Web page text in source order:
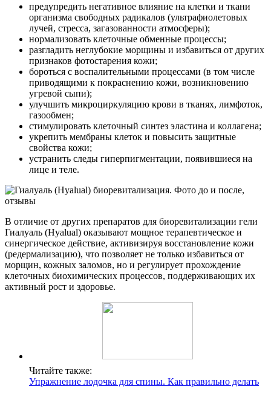
предупредить негативное влияние на клетки и ткани
организма свободных радикалов (ультрафиолетовых
лучей, стресса, загазованности атмосферы);
нормализовать клеточные обменные процессы;
разгладить неглубокие морщины и избавиться от других
признаков фотостарения кожи;
бороться с воспалительными процессами (в том числе
приводящими к покраснению кожи, возникновению
угревой сыпи);
улучшить микроциркуляцию крови в тканях, лимфоток,
газообмен;
стимулировать клеточный синтез эластина и коллагена;
укрепить мембраны клеток и повысить защитные
свойства кожи;
устранить следы гиперпигментации, появившиеся на
лице и теле.
В отличие от других препаратов для биоревитализации гели
Гиалуаль (Hyalual) оказывают мощное терапевтическое и
синергическое действие, активизируя восстановление кожи
(редермализацию), что позволяет не только избавиться от
морщин, кожных заломов, но и регулирует прохождение
клеточных биохимических процессов, поддерживающих их
активный рост и здоровье.
Читайте также:
Упражнение лодочка для спины. Как правильно делать